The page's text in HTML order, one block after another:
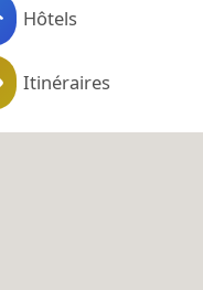
Hôtels
Itinéraires